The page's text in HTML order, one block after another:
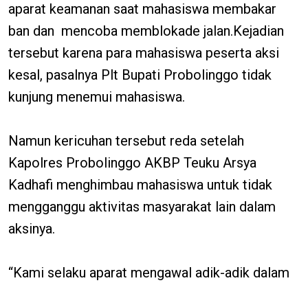
aparat keamanan saat mahasiswa membakar
ban dan mencoba memblokade jalan.Kejadian
tersebut karena para mahasiswa peserta aksi
kesal, pasalnya Plt Bupati Probolinggo tidak
kunjung menemui mahasiswa.
Namun kericuhan tersebut reda setelah
Kapolres Probolinggo AKBP Teuku Arsya
Kadhafi menghimbau mahasiswa untuk tidak
mengganggu aktivitas masyarakat lain dalam
aksinya.
“Kami selaku aparat mengawal adik-adik dalam